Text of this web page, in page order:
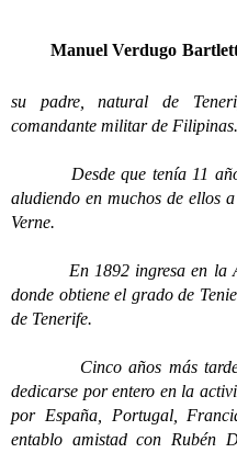
Manuel Verdugo
su padre, natural de
comandante militar de Filipinas.
Desde que tenía 11 años
aludiendo en muchos de ellos
Verne.
En 1892 ingresa en la
donde obtiene el grado de
de Tenerife.
Cinco años más tarde,
dedicarse por entero en la
por España, Portugal,
entablo amistad con Rubén